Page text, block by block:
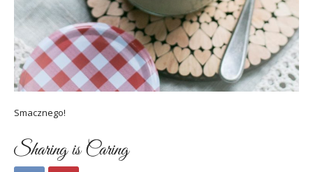
Smacznego!
Sharing is Caring